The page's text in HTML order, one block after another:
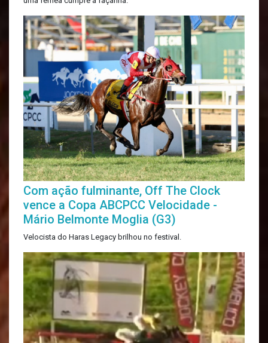
Com ação fulminante, Off The Clock
vence a Copa ABCPCC Velocidade -
Mário Belmonte Moglia (G3)
Velocista do Haras Legacy brilhou no festival.